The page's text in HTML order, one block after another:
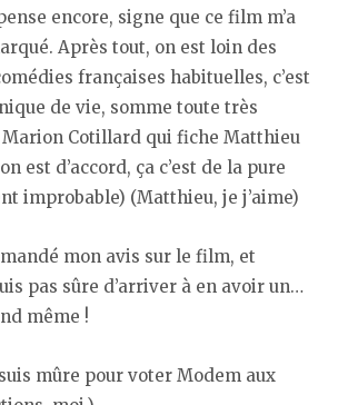
encore, signe que ce film m’a
Après tout, on est loin des
françaises habituelles, c’est
de vie, somme toute très
Cotillard qui fiche Matthieu
est d’accord, ça c’est de la pure
improbable) (Matthieu, je j’aime)
mon avis sur le film, et
pas sûre d’arriver à en avoir un…
même !
mûre pour voter Modem aux